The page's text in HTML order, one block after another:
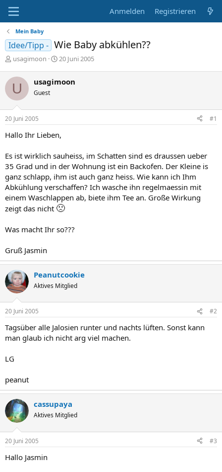
Anmelden Registrieren
Mein Baby
Idee/Tipp - Wie Baby abkühlen??
E
s
t
e
l
l
e
usagimoon
E
t
l
m
20 Juni 2005
U usagimoon
Guest
20 Juni 2005 #1
Hallo Ihr Lieben,
Es ist wirklich sauheiss, im Schatten sind es draussen ueber
35 Grad und in der Wohnung ist ein Backofen. Der Kleine is
ganz schlapp, ihm ist auch ganz heiss. Wie kann ich Ihm
Abkühlung verschaffen? Ich wasche ihn regelmaessin mit
einem Waschlappen ab, biete ihm Tee an. Große Wirkung
zeigt das nicht 🙁
Was macht Ihr so???
Gruß Jasmin
Peanutcookie
Aktives Mitglied
20 Juni 2005 #2
Tagsüber alle Jalosien runter und nachts lüften. Sonst kann
man glaub ich nicht arg viel machen.
LG
peanut
cassupaya
Aktives Mitglied
20 Juni 2005 #3
Hallo Jasmin